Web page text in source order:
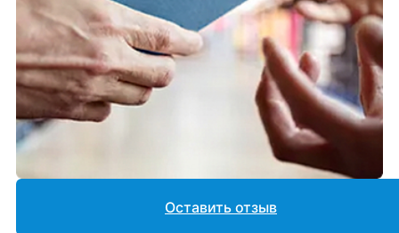
Оставить отзыв